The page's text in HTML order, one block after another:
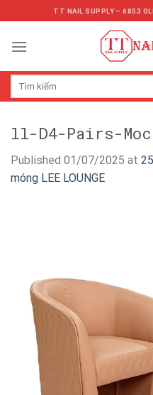
to
content
TT NAIL SUPPLY – 6853
Tìm
ll-D4-Pairs-
Published 01/07/2025 at
móng LEE LOUNGE